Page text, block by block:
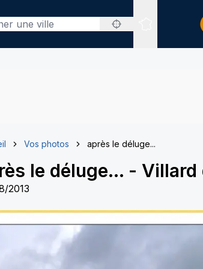
Sites
Vos photos après le déluge...
le déluge... - Villard
2013